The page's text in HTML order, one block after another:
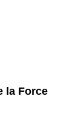
la Force